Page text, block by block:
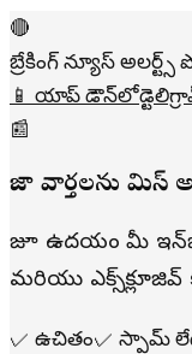
🔴
బ్రేకింగ్ న్యూస్
📱 యాప్ డౌన్‌లోడ్
📰
తాజా వార్తలను మిస్
రోజూ ఉదయం మీ
మరియు
✓ ఉచితం✓ స్పామ్